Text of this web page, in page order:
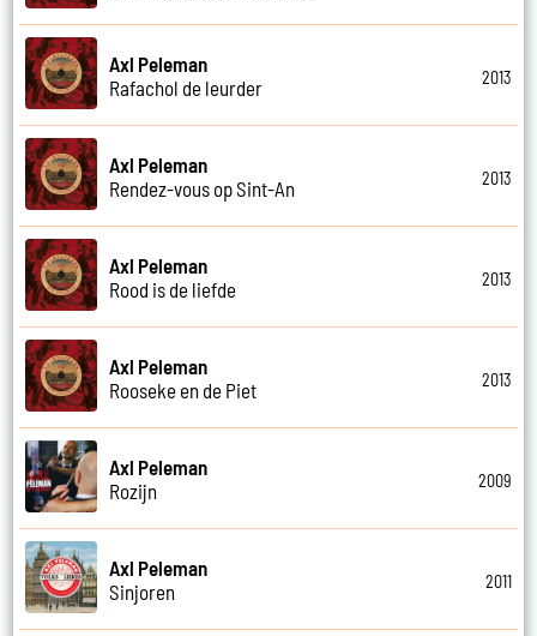
Axl Peleman
Rafachol de leurder
2013
Axl Peleman
Rendez-vous op Sint-An
2013
Axl Peleman
Rood is de liefde
2013
Axl Peleman
Rooseke en de Piet
2013
Axl Peleman
Rozijn
2009
Axl Peleman
Sinjoren
2011